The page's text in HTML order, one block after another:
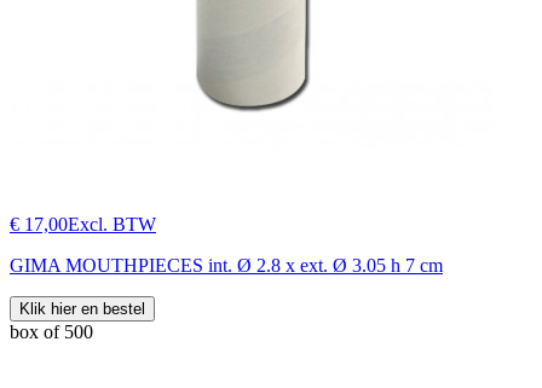
€ 17,00Excl. BTW
GIMA MOUTHPIECES int. Ø 2.8 x ext. Ø 3.05 h 7 cm
Klik hier en bestel
box of 500